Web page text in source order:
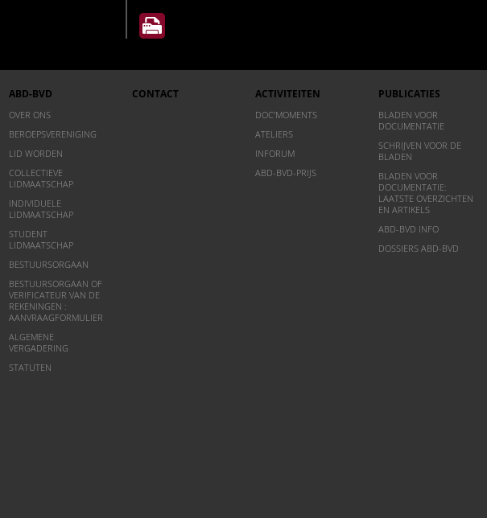
ABD-BVD
OVER ONS
BEROEPSVERENIGING
LID WORDEN
COLLECTIEVE
LIDMAATSCHAP
INDIVIDUELE
LIDMAATSCHAP
STUDENT
LIDMAATSCHAP
BESTUURSORGAAN
BESTUURSORGAAN OF
VERIFICATEUR VAN DE
REKENINGEN :
AANVRAAGFORMULIER
ALGEMENE
VERGADERING
STATUTEN
CONTACT ACTIVITEITEN
DOC’MOMENTS
ATELIERS
INFORUM
ABD-BVD-PRIJS
PUBLICATIES
BLADEN VOOR
DOCUMENTATIE
SCHRIJVEN VOOR DE
BLADEN
BLADEN VOOR
DOCUMENTATIE:
LAATSTE OVERZICHTEN
EN ARTIKELS
ABD-BVD INFO
DOSSIERS ABD-BVD